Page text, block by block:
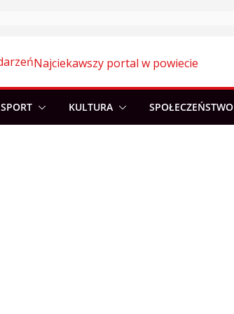
Najciekawszy portal w powiecie
SPORT KULTURA SPOŁECZEŃSTWO